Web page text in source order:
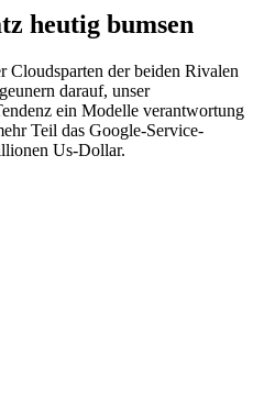
heutig bumsen
der beiden Rivalen
darauf, unser
ein Modelle verantwortung
Teil das Google-Service-
Us-Dollar.